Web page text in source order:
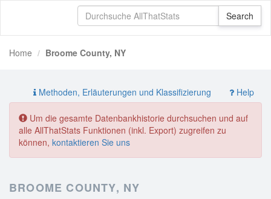
Home Broome County, NY
Methoden, Erläuterungen und Klassifizierung Help
Um die gesamte Datenbankhistorie durchsuchen und auf
alle AllThatStats Funktionen (inkl. Export) zugreifen zu
können, kontaktieren Sie uns
BROOME COUNTY, NY